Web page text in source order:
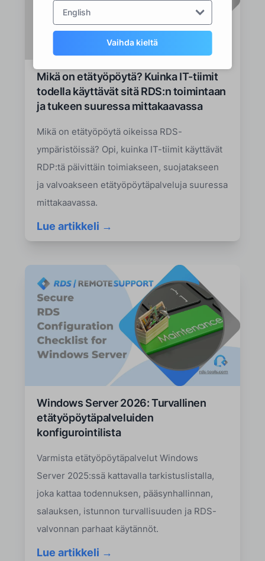
English
Vaihda kieltä
Mikä on etätyöpöytä? Kuinka IT-tiimit
todella käyttävät sitä RDS:n toimintaan
ja tukeen suuressa mittakaavassa
Mikä on etätyöpöytä oikeissa RDS-
ympäristöissä? Opi, kuinka IT-tiimit käyttävät
RDP:tä päivittäin toimiakseen, suojatakseen
ja valvoakseen etätyöpöytäpalveluja suuressa
mittakaavassa.
Lue artikkeli →
Windows Server 2026: Turvallinen
etätyöpöytäpalveluiden
konfigurointilista
Varmista etätyöpöytäpalvelut Windows
Server 2025:ssä kattavalla tarkistuslistalla,
joka kattaa todennuksen, pääsynhallinnan,
salauksen, istunnon turvallisuuden ja RDS-
valvonnan parhaat käytännöt.
Lue artikkeli →